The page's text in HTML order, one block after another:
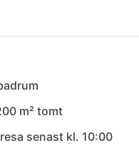
gör det
Pula. Upptäck
m² tomt
senast kl. 10:00